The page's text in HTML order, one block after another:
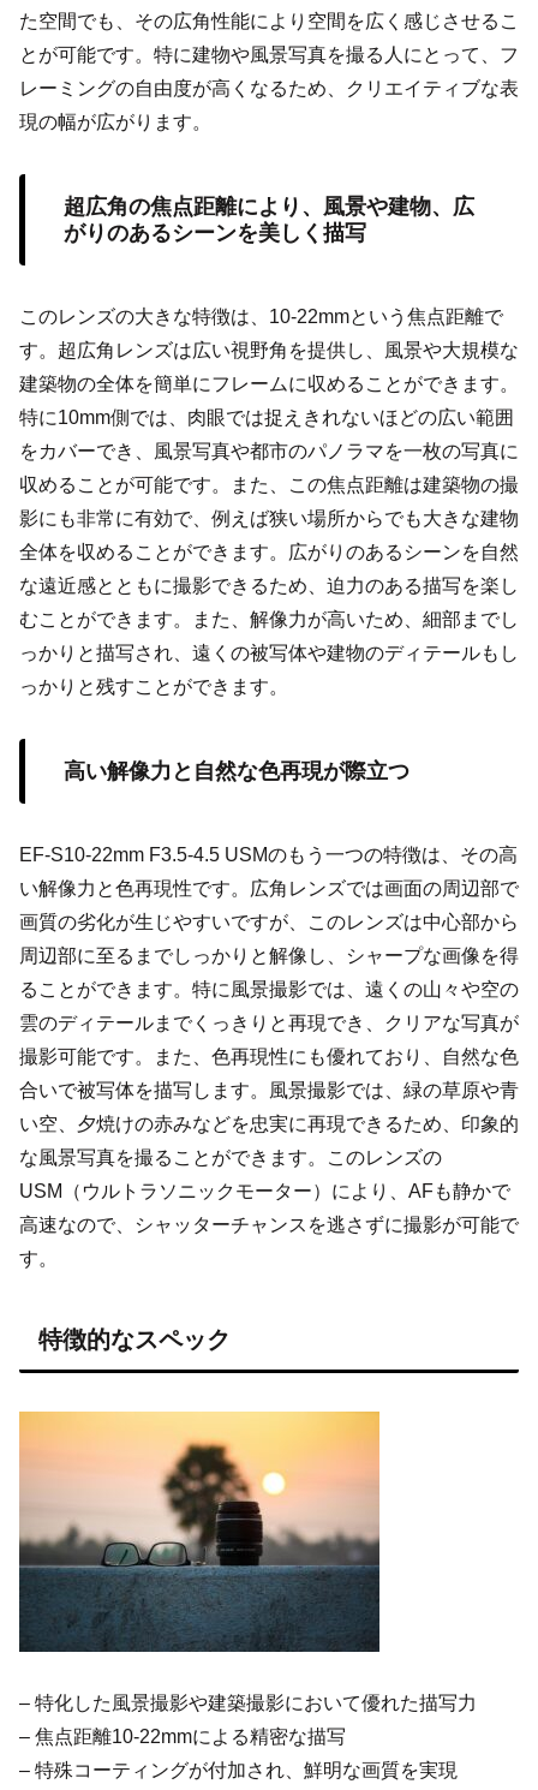
た空間でも、その広角性能により空間を広く感じさせるこ
とが可能です。特に建物や風景写真を撮る人にとって、フ
レーミングの自由度が高くなるため、クリエイティブな表
現の幅が広がります。
超広角の焦点距離により、風景や建物、広
がりのあるシーンを美しく描写
このレンズの大きな特徴は、10-22mmという焦点距離で
す。超広角レンズは広い視野角を提供し、風景や大規模な
建築物の全体を簡単にフレームに収めることができます。
特に10mm側では、肉眼では捉えきれないほどの広い範囲
をカバーでき、風景写真や都市のパノラマを一枚の写真に
収めることが可能です。また、この焦点距離は建築物の撮
影にも非常に有効で、例えば狭い場所からでも大きな建物
全体を収めることができます。広がりのあるシーンを自然
な遠近感とともに撮影できるため、迫力のある描写を楽し
むことができます。また、解像力が高いため、細部までし
っかりと描写され、遠くの被写体や建物のディテールもし
っかりと残すことができます。
高い解像力と自然な色再現が際立つ
EF-S10-22mm F3.5-4.5 USMのもう一つの特徴は、その高
い解像力と色再現性です。広角レンズでは画面の周辺部で
画質の劣化が生じやすいですが、このレンズは中心部から
周辺部に至るまでしっかりと解像し、シャープな画像を得
ることができます。特に風景撮影では、遠くの山々や空の
雲のディテールまでくっきりと再現でき、クリアな写真が
撮影可能です。また、色再現性にも優れており、自然な色
合いで被写体を描写します。風景撮影では、緑の草原や青
い空、夕焼けの赤みなどを忠実に再現できるため、印象的
な風景写真を撮ることができます。このレンズの
USM（ウルトラソニックモーター）により、AFも静かで
高速なので、シャッターチャンスを逃さずに撮影が可能で
す。
特徴的なスペック
– 特化した風景撮影や建築撮影において優れた描写力
– 焦点距離10-22mmによる精密な描写
– 特殊コーティングが付加され、鮮明な画質を実現